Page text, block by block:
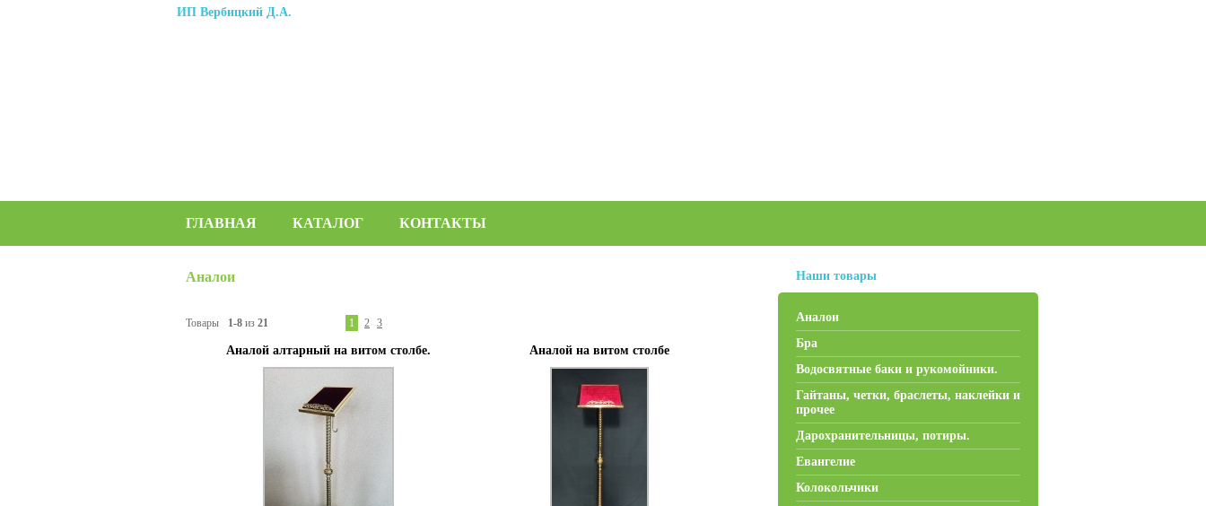
ИП Вербицкий Д.А.
ГЛАВНАЯ КАТАЛОГ КОНТАКТЫ
Аналои
Товары 1-8 из 21 1 2 3
Аналой алтарный на витом столбе. Аналой на витом столбе
Наши товары
Аналои
Бра
Водосвятные баки и рукомойники.
Гайтаны, четки, браслеты, наклейки и
прочее
Дарохранительницы, потиры.
Евангелие
Колокольчики